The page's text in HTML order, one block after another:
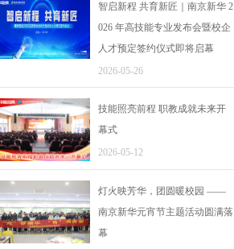
智启新程 共育新匠｜南京新华 2
026 年高技能专业发布会暨校企
人才预定签约仪式即将启幕
2026-05-26
技能照亮前程 职教成就未来开
幕式
2026-05-12
灯火映芳华，团圆暖校园 ——
南京新华元宵节主题活动圆满落
幕